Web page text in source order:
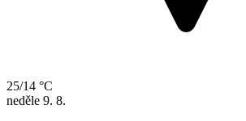
25/14 °C
neděle 9. 8.